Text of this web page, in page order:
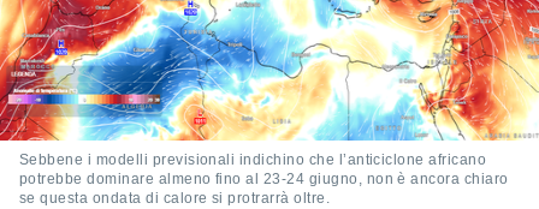
Sebbene i modelli previsionali indichino che l’anticiclone africano
potrebbe dominare almeno fino al 23-24 giugno, non è ancora chiaro
se questa ondata di calore si protrarrà oltre.